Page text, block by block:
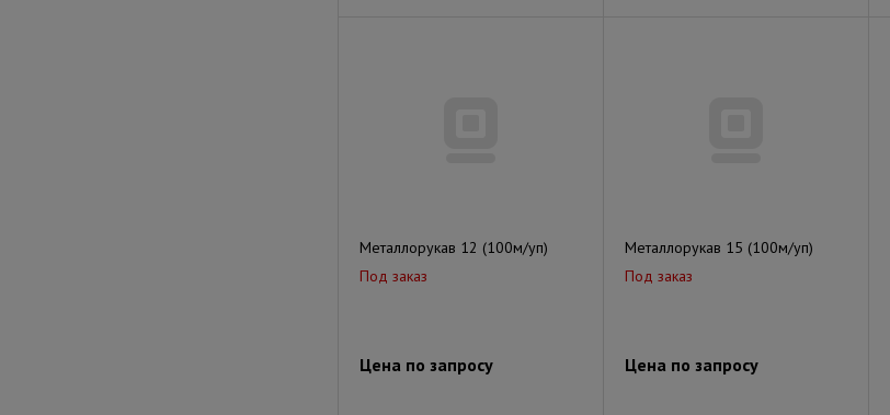
Металлорукав 12 (100м/уп)
Под заказ
Цена по запросу
Металлорукав 15 (100м/уп)
Под заказ
Цена по запросу